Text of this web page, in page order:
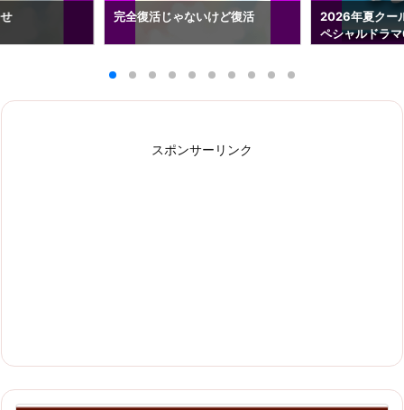
完全復活じゃないけど復活
2026年夏クー
ペシャルドラ
スポンサーリンク